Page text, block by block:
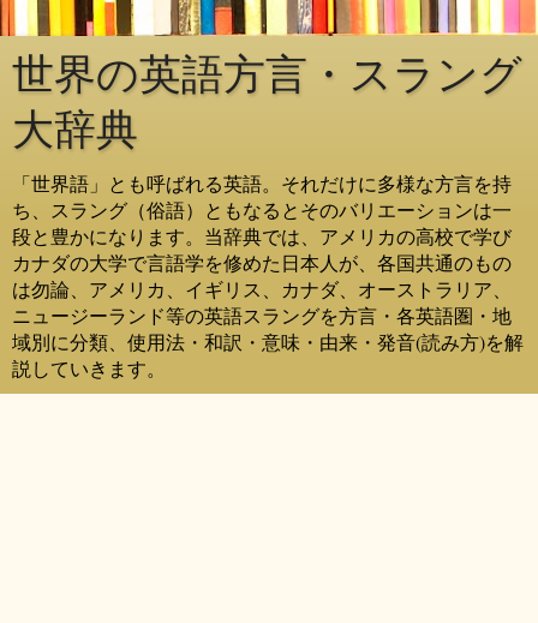
世界の英語方言・スラング
大辞典
「世界語」とも呼ばれる英語。それだけに多様な方言を持
ち、スラング（俗語）ともなるとそのバリエーションは一
段と豊かになります。当辞典では、アメリカの高校で学び
カナダの大学で言語学を修めた日本人が、各国共通のもの
は勿論、アメリカ、イギリス、カナダ、オーストラリア、
ニュージーランド等の英語スラングを方言・各英語圏・地
域別に分類、使用法・和訳・意味・由来・発音(読み方)を解
説していきます。